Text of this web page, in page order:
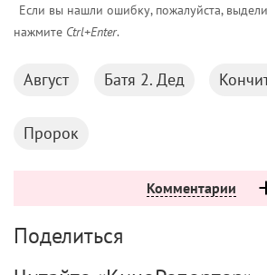
Если вы нашли ошибку, пожалуйста,
нажмите Ctrl+Enter.
Август Батя 2. Дед
Пророк
Комментарии
Поделиться